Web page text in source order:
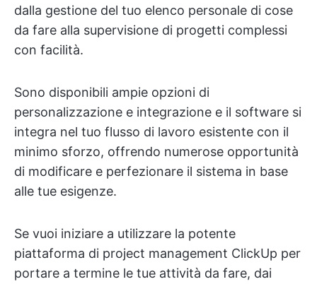
dalla gestione del tuo elenco personale di cose
da fare alla supervisione di progetti complessi
con facilità.
Sono disponibili ampie opzioni di
personalizzazione e integrazione e il software si
integra nel tuo flusso di lavoro esistente con il
minimo sforzo, offrendo numerose opportunità
di modificare e perfezionare il sistema in base
alle tue esigenze.
Se vuoi iniziare a utilizzare la potente
piattaforma di project management ClickUp per
portare a termine le tue attività da fare, dai